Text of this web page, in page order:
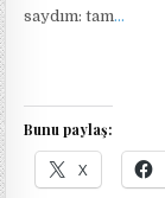
saydım: tam…
Bunu paylaş:
X